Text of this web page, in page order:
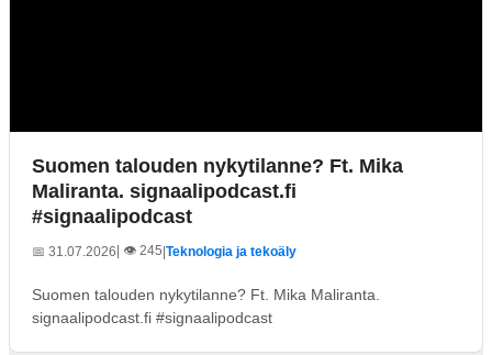
Suomen talouden nykytilanne? Ft. Mika
Maliranta. signaalipodcast.fi
#signaalipodcast
📅 31.07.2026| 👁️ 245 Teknologia ja tekoäly
Suomen talouden nykytilanne? Ft. Mika Maliranta.
signaalipodcast.fi #signaalipodcast